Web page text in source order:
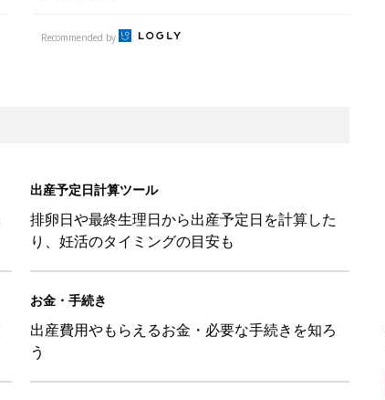
Recommended by
出産予定日計算ツール
排卵日や最終生理日から出産予定日を計算した
り、妊活のタイミングの目安も
お金・手続き
出産費用やもらえるお金・必要な手続きを知ろ
う